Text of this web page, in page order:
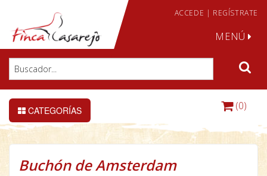
ACCEDE | REGÍSTRATE
MENÚ
CATEGORÍAS (0)
Buchón de Amsterdam